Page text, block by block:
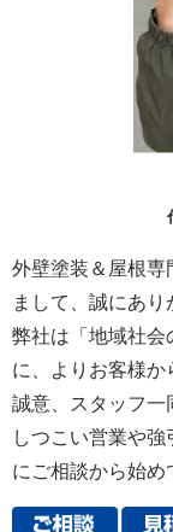
外壁塗装＆屋根専
まして、誠にあり
弊社は「地域社会
に、よりお客様か
誠意、スタッフ一
しつこい営業や
にご相談から始め